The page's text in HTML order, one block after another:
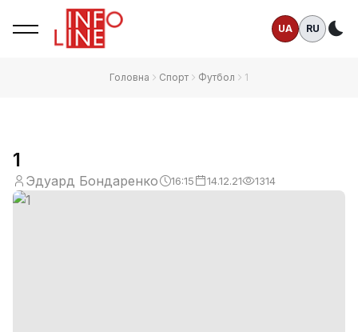
UA RU
Головна Спорт Футбол 1
1
Эдуард Бондаренко 16:15 14.12.21 1314